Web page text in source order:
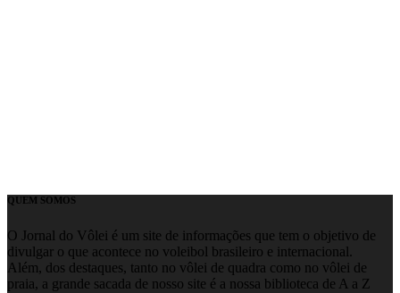
QUEM SOMOS
O Jornal do Vôlei é um site de informações que tem o objetivo de
divulgar o que acontece no voleibol brasileiro e internacional.
Além, dos destaques, tanto no vôlei de quadra como no vôlei de
praia, a grande sacada de nosso site é a nossa biblioteca de A a Z